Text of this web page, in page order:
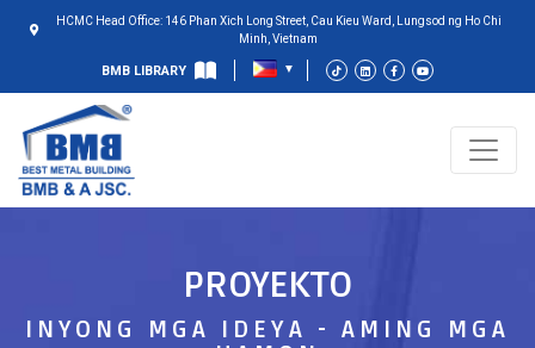
HCMC Head Office: 146 Phan Xich Long Street, Cau Kieu Ward, Lungsod ng Ho Chi
Minh, Vietnam
BMB LIBRARY
PROYEKTO
INYONG MGA IDEYA - AMING MGA